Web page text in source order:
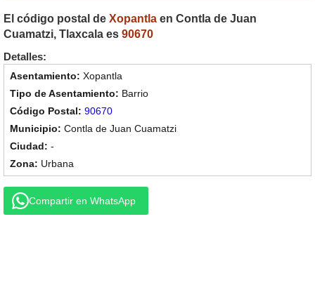
El código postal de Xopantla en Contla de Juan
Cuamatzi, Tlaxcala es 90670
Detalles:
Xopantla
Barrio
90670
Contla de Juan Cuamatzi
-
Urbana
Compartir en WhatsApp